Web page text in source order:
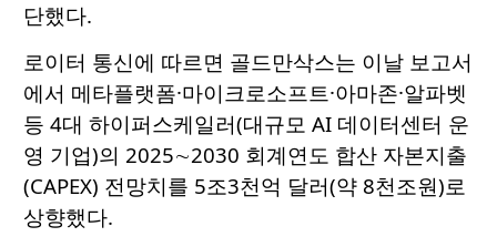
단했다.
로이터 통신에 따르면 골드만삭스는 이날 보고서
에서 메타플랫폼·마이크로소프트·아마존·알파벳
등 4대 하이퍼스케일러(대규모 AI 데이터센터 운
영 기업)의 2025∼2030 회계연도 합산 자본지출
(CAPEX) 전망치를 5조3천억 달러(약 8천조원)로
상향했다.